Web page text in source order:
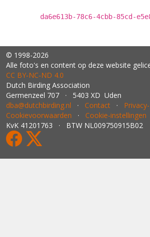
da6e613b-78c6-4cbb-85cd-
© 1998-2026
Alle foto's en content op deze website
CC BY‑NC‑ND 4.0
Dutch Birding Association
Germenzeel 707 · 5403 XD Uden
dba@dutchbirding.nl · Contact ·
Cookievoorwaarden · Cookie-instellingen
KvK 41201763 · BTW NL009750915B02